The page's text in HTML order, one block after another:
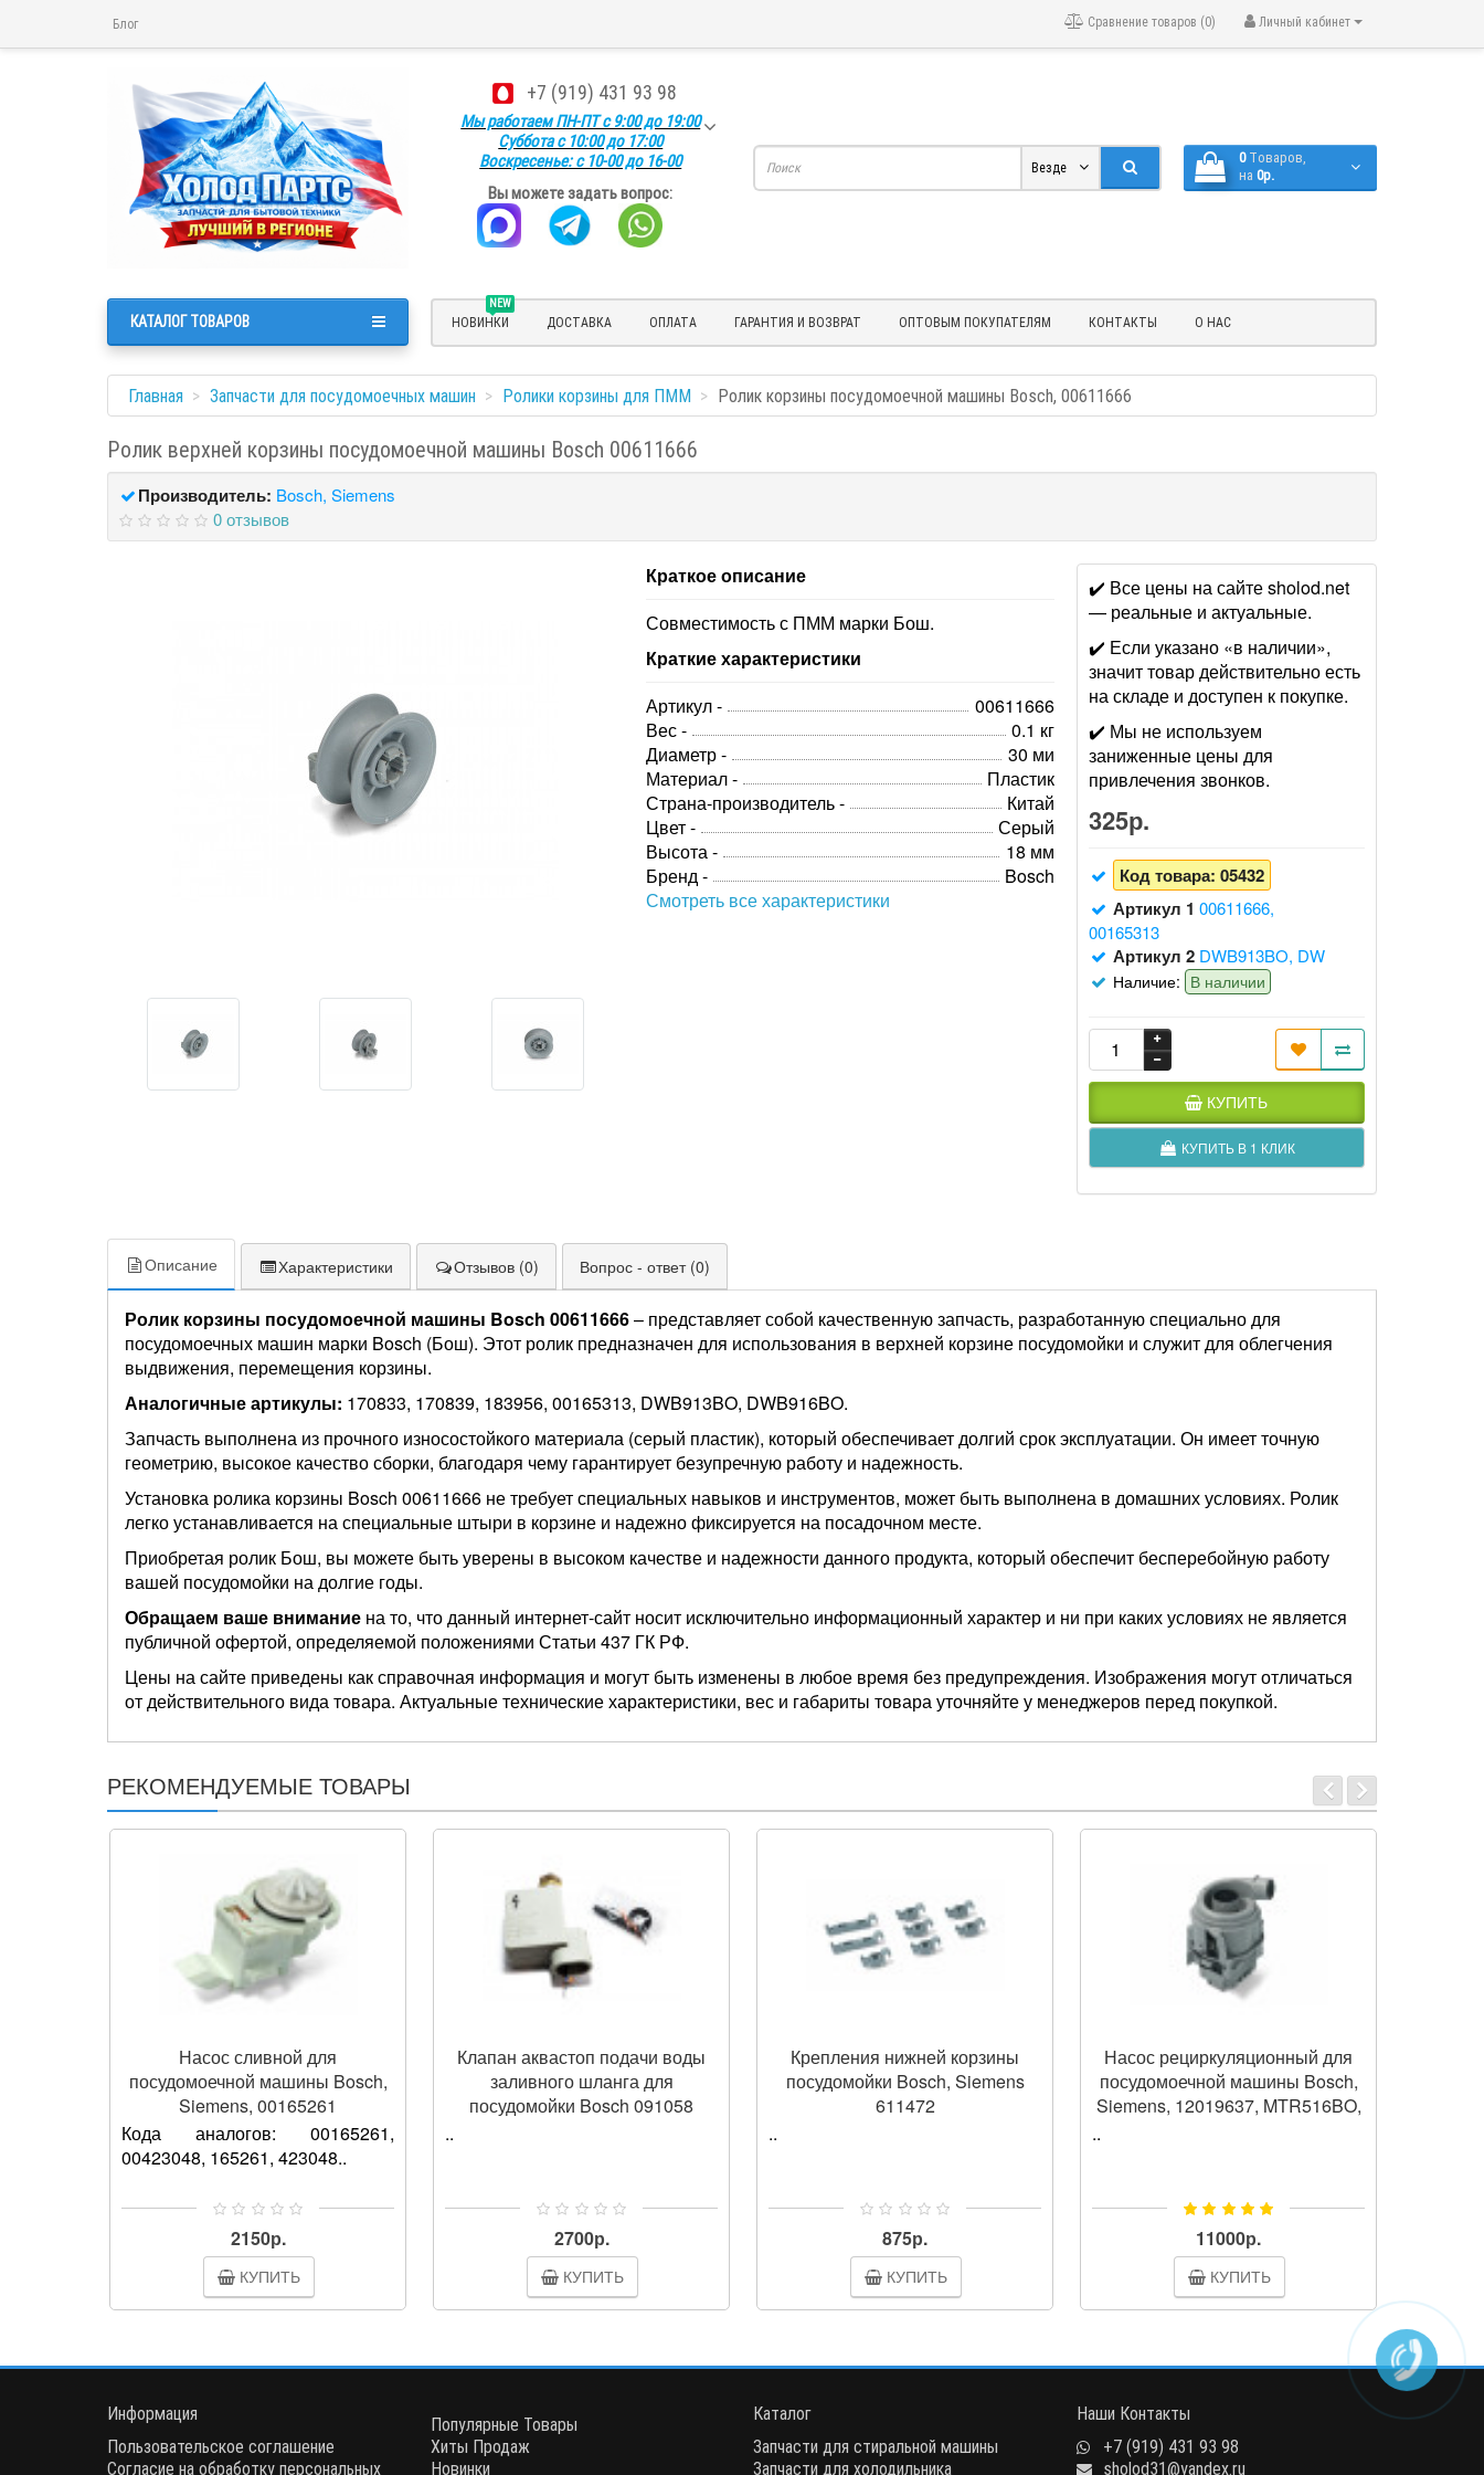
Блог Личный кабинет
Сравнение товаров (0)
+7 (919) 431 93 98
Мы работаем ПН-ПТ с 9:00 до 19:00
Суббота с 10:00 до 17:00
Воскресенье: с 10-00 до 16-00
Вы можете задать вопрос:
0 Tоваров,
на 0р.
Везде
NEW
НОВИНКИ ДОСТАВКА ОПЛАТА ГАРАНТИЯ И ВОЗВРАТ ОПТОВЫМ ПОКУПАТЕЛЯМ КОНТАКТЫ О НАС
КАТАЛОГ ТОВАРОВ
Главная Запчасти для посудомоечных машин Ролики корзины для ПММ Ролик корзины посудомоечной машины Bosch, 00611666
Ролик верхней корзины посудомоечной машины Bosch 00611666
Производитель: Bosch, Siemens
0 отзывов
Краткое описание
Совместимость с ПММ марки Бош.
Краткие характеристики
Артикул -
00611666
Вес -
0.1 кг
Диаметр -
30 ми
Материал -
Пластик
Страна-производитель -
Китай
Цвет -
Серый
Высота -
18 мм
Бренд -
Bosch
Смотреть все характеристики
✔️ Все цены на сайте sholod.net
— реальные и актуальные.
✔️ Если указано «в наличии»,
значит товар действительно есть
на складе и доступен к покупке.
✔️ Мы не используем
заниженные цены для
привлечения звонков.
325р.
Код товара: 05432
Артикул 1 00611666,
00165313
Артикул 2 DWB913BO, DW
Наличие: В наличии
КУПИТЬ
КУПИТЬ В 1 КЛИК
Описание Характеристики Отзывов (0) Вопрос - ответ (0)
Ролик корзины посудомоечной машины Bosch 00611666– представляет собой качественную запчасть, разработанную специально для
посудомоечных машин марки Bosch (Бош). Этот ролик предназначен для использования в верхней корзине посудомойки и служит для облегчения
выдвижения, перемещения корзины.
Аналогичные артикулы: 170833, 170839, 183956, 00165313, DWB913BO, DWB916BO.
Запчасть выполнена из прочного износостойкого материала (серый пластик), который обеспечивает долгий срок эксплуатации. Он имеет точную
геометрию, высокое качество сборки, благодаря чему гарантирует безупречную работу и надежность.
Установка ролика корзины Bosch 00611666 не требует специальных навыков и инструментов, может быть выполнена в домашних условиях. Ролик
легко устанавливается на специальные штыри в корзине и надежно фиксируется на посадочном месте.
Приобретая ролик Бош, вы можете быть уверены в высоком качестве и надежности данного продукта, который обеспечит бесперебойную работу
вашей посудомойки на долгие годы.
Обращаем ваше внимание на то, что данный интернет-сайт носит исключительно информационный характер и ни при каких условиях не является
публичной офертой, определяемой положениями Статьи 437 ГК РФ.
Цены на сайте приведены как справочная информация и могут быть изменены в любое время без предупреждения. Изображения могут отличаться
от действительного вида товара. Актуальные технические характеристики, вес и габариты товара уточняйте у менеджеров перед покупкой.
РЕКОМЕНДУЕМЫЕ ТОВАРЫ
Насос сливной для
посудомоечной машины Bosch,
Siemens, 00165261
Кода аналогов: 00165261,
00423048, 165261, 423048..
2150р.
КУПИТЬ
Клапан аквастоп подачи воды
заливного шланга для
посудомойки Bosch 091058
..
2700р.
КУПИТЬ
Крепления нижней корзины
посудомойки Bosch, Siemens
611472
..
875р.
КУПИТЬ
Насос рециркуляционный для
посудомоечной машины Bosch,
Siemens, 12019637, MTR516BO,
..
11000р.
КУПИТЬ
Информация
Пользовательское соглашение
Согласие на обработку персональных
Популярные Товары
Хиты Продаж
Новинки
Каталог
Запчасти для стиральной машины
Запчасти для холодильника
Наши Контакты
+7 (919) 431 93 98
sholod31@yandex.ru